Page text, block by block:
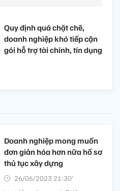
Quy định quá chặt chẽ,
doanh nghiệp khó tiếp cận
gói hỗ trợ tài chính, tín dụng
Doanh nghiệp mong muốn
đơn giản hóa hơn nữa hồ sơ
thủ tục xây dựng
26/06/2023 21:30’